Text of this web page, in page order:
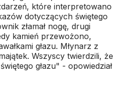
które interpretowano
dotyczących świętego
złamał nogę, drugi
kamień przewożono,
głazu. Młynarz z
Wszyscy twierdzili, że
głazu" - opowiedział